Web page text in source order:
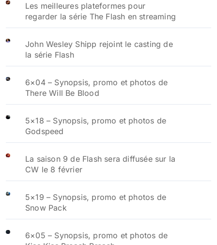
Les meilleures plateformes pour
regarder la série The Flash en streaming
John Wesley Shipp rejoint le casting de
la série Flash
6×04 – Synopsis, promo et photos de
There Will Be Blood
5×18 – Synopsis, promo et photos de
Godspeed
La saison 9 de Flash sera diffusée sur la
CW le 8 février
5×19 – Synopsis, promo et photos de
Snow Pack
6×05 – Synopsis, promo et photos de